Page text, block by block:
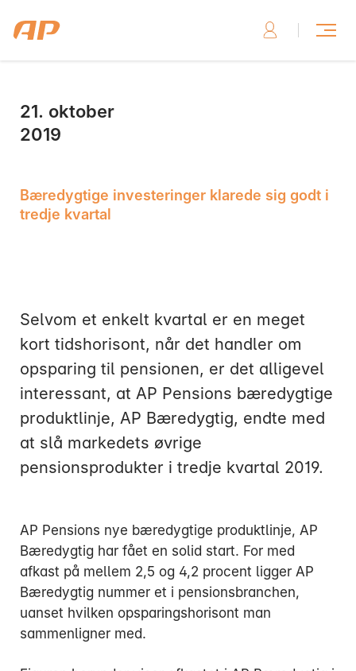
21. oktober
2019
Bæredygtige investeringer klarede sig godt i
tredje kvartal
Selvom et enkelt kvartal er en meget
kort tidshorisont, når det handler om
opsparing til pensionen, er det alligevel
interessant, at AP Pensions bæredygtige
produktlinje, AP Bæredygtig, endte med
at slå markedets øvrige
pensionsprodukter i tredje kvartal 2019.
AP Pensions nye bæredygtige produktlinje, AP
Bæredygtig har fået en solid start. For med
afkast på mellem 2,5 og 4,2 procent ligger AP
Bæredygtig nummer et i pensionsbranchen,
uanset hvilken opsparingshorisont man
sammenligner med.
Skriv til os, hvis du har brug for hjælp
Ring til os, hvis du har brug for hjælp
Mandag:
Torsdag:
Fredag:
3916 5000